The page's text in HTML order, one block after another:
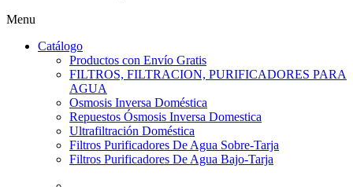
Menu
Catálogo
Productos con Envío Gratis
FILTROS, FILTRACION, PURIFICADORES PARA
AGUA
Osmosis Inversa Doméstica
Repuestos Ósmosis Inversa Domestica
Ultrafiltración Doméstica
Filtros Purificadores De Agua Sobre-Tarja
Filtros Purificadores De Agua Bajo-Tarja